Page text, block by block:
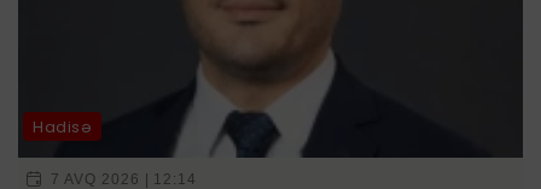
Hadisə
7 AVQ 2026 | 12:14